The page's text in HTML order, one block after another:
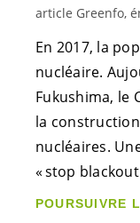
article Greenfo,
En 2017, la
nucléaire.
Fukushima, le
la
nucléaires.
« stop
POURSUIVRE